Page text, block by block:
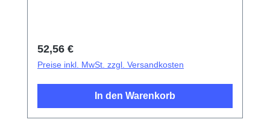
Regulärer Preis:
52,56 €
Preise inkl. MwSt. zzgl. Versandkosten
In den Warenkorb